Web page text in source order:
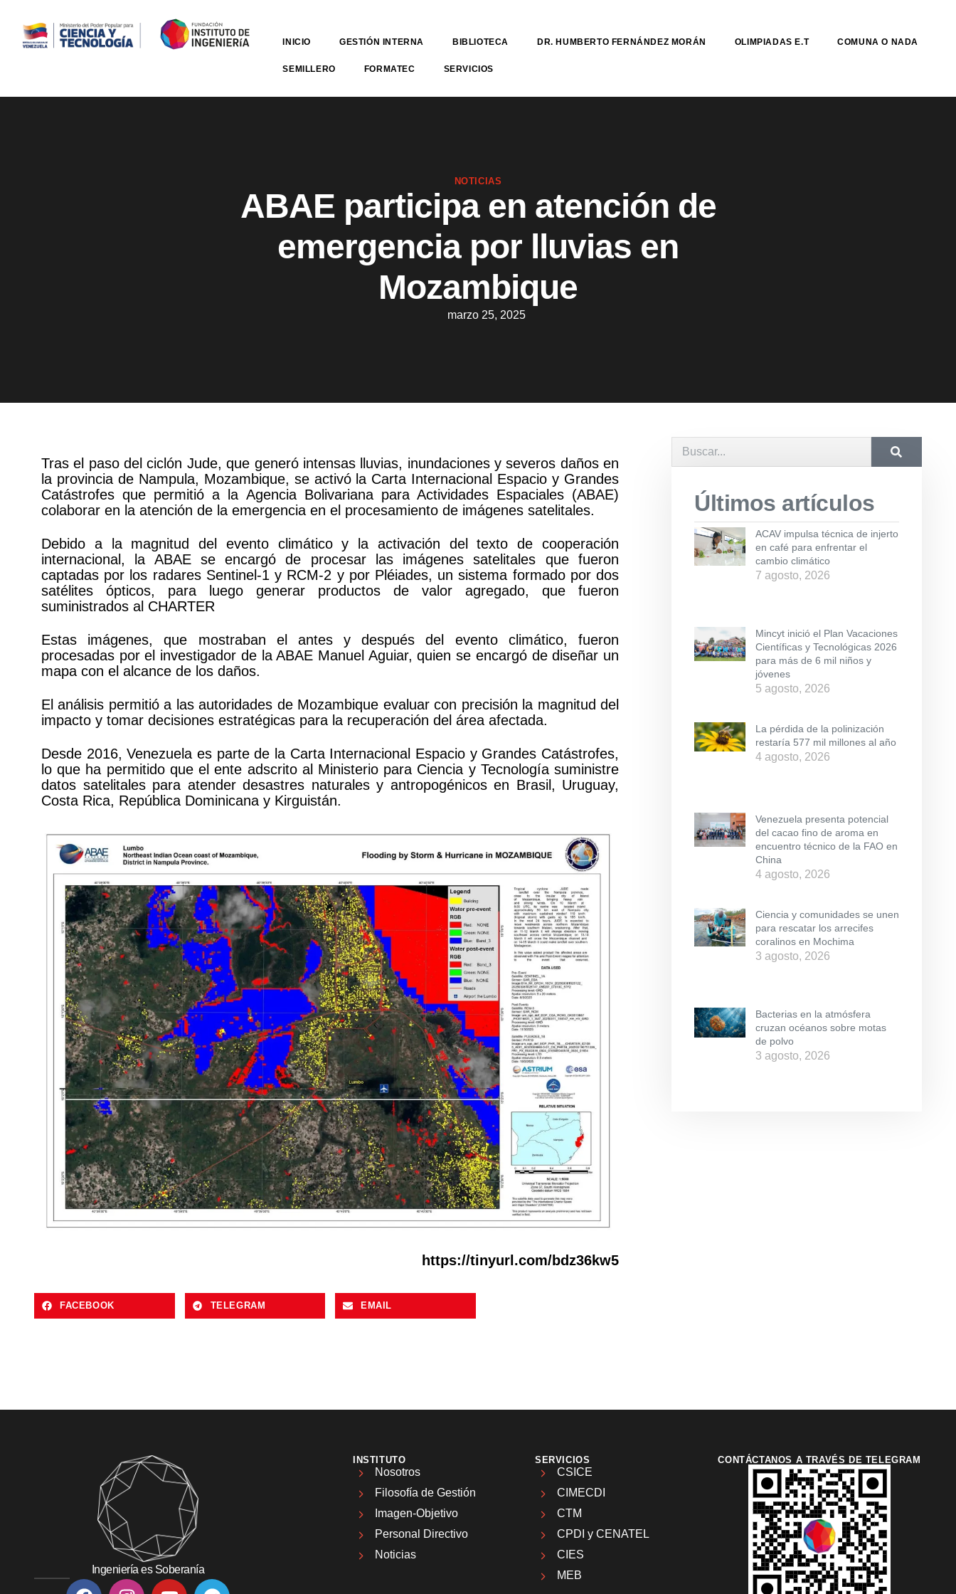
INICIO GESTIÓN INTERNA BIBLIOTECA DR. HUMBERTO FERNÁNDEZ MORÁN OLIMPIADAS E.T COMUNA O NADA
SEMILLERO FORMATEC SERVICIOS
NOTICIAS
ABAE participa en atención de
emergencia por lluvias en
Mozambique
marzo 25, 2025
Tras el paso del ciclón Jude, que generó intensas lluvias, inundaciones y severos daños en
la provincia de Nampula, Mozambique, se activó la Carta Internacional Espacio y Grandes
Catástrofes que permitió a la Agencia Bolivariana para Actividades Espaciales (ABAE)
colaborar en la atención de la emergencia en el procesamiento de imágenes satelitales.
Debido a la magnitud del evento climático y la activación del texto de cooperación
internacional, la ABAE se encargó de procesar las imágenes satelitales que fueron
captadas por los radares Sentinel-1 y RCM-2 y por Pléiades, un sistema formado por dos
satélites ópticos, para luego generar productos de valor agregado, que fueron
suministrados al CHARTER
Estas imágenes, que mostraban el antes y después del evento climático, fueron
procesadas por el investigador de la ABAE Manuel Aguiar, quien se encargó de diseñar un
mapa con el alcance de los daños.
El análisis permitió a las autoridades de Mozambique evaluar con precisión la magnitud del
impacto y tomar decisiones estratégicas para la recuperación del área afectada.
Desde 2016, Venezuela es parte de la Carta Internacional Espacio y Grandes Catástrofes,
lo que ha permitido que el ente adscrito al Ministerio para Ciencia y Tecnología suministre
datos satelitales para atender desastres naturales y antropogénicos en Brasil, Uruguay,
Costa Rica, República Dominicana y Kirguistán.
https://tinyurl.com/bdz36kw5
FACEBOOK TELEGRAM EMAIL
Últimos artículos
ACAV impulsa técnica de injerto
en café para enfrentar el
cambio climático
7 agosto, 2026
Mincyt inició el Plan Vacaciones
Científicas y Tecnológicas 2026
para más de 6 mil niños y
jóvenes
5 agosto, 2026
La pérdida de la polinización
restaría 577 mil millones al año
4 agosto, 2026
Venezuela presenta potencial
del cacao fino de aroma en
encuentro técnico de la FAO en
China
4 agosto, 2026
Ciencia y comunidades se unen
para rescatar los arrecifes
coralinos en Mochima
3 agosto, 2026
Bacterias en la atmósfera
cruzan océanos sobre motas
de polvo
3 agosto, 2026
Ingeniería es Soberanía
INSTITUTO
Nosotros
Filosofía de Gestión
Imagen-Objetivo
Personal Directivo
Noticias
SERVICIOS
CSICE
CIMECDI
CTM
CPDI y CENATEL
CIES
MEB
CONTÁCTANOS A TRAVÉS DE TELEGRAM